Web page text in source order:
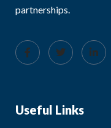
partnerships.
Useful Links